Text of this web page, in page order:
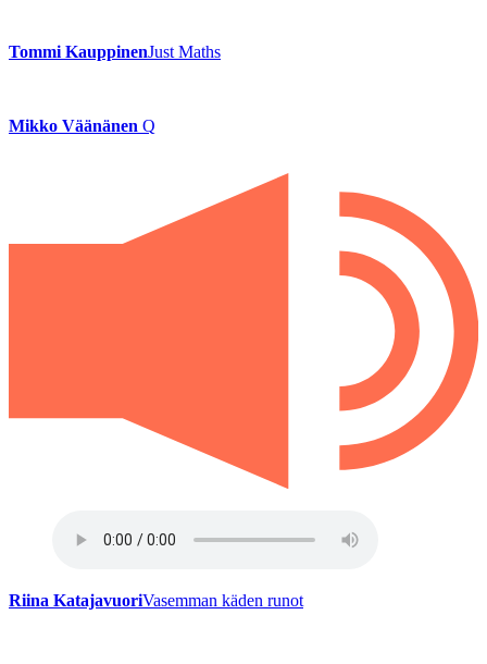
Tommi KauppinenJust Maths
Mikko Väänänen Q
Riina KatajavuoriVasemman käden runot